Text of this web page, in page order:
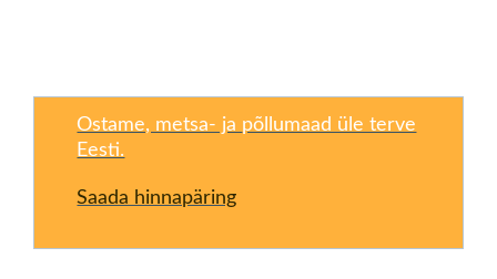
Ostame, metsa- ja põllumaad üle terve
Eesti.
Saada hinnapäring